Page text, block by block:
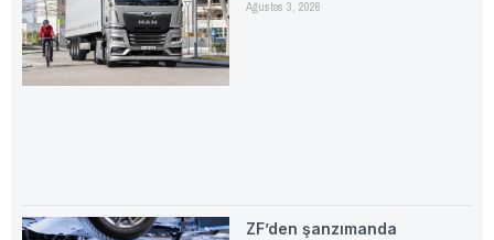
Ağustos 3, 2026
ZF’den şanzımanda